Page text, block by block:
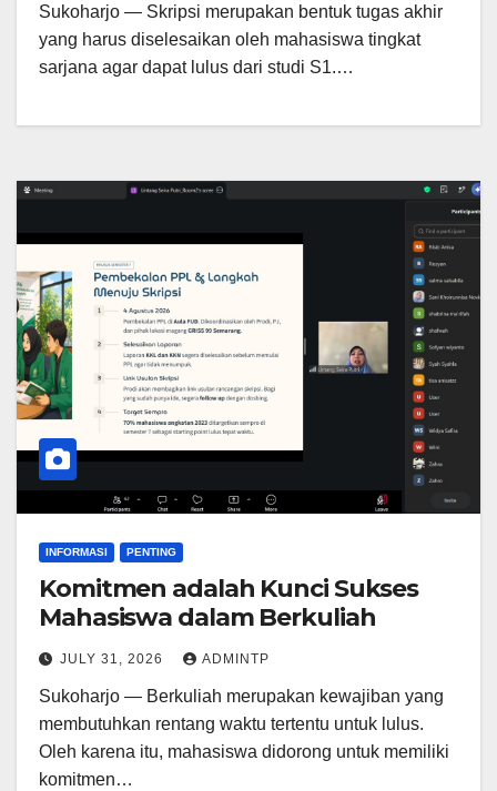
Sukoharjo — Skripsi merupakan bentuk tugas akhir
yang harus diselesaikan oleh mahasiswa tingkat
sarjana agar dapat lulus dari studi S1.…
INFORMASI PENTING
Komitmen adalah Kunci Sukses
Mahasiswa dalam Berkuliah
JULY 31, 2026 ADMINTP
Sukoharjo — Berkuliah merupakan kewajiban yang
membutuhkan rentang waktu tertentu untuk lulus.
Oleh karena itu, mahasiswa didorong untuk memiliki
komitmen…